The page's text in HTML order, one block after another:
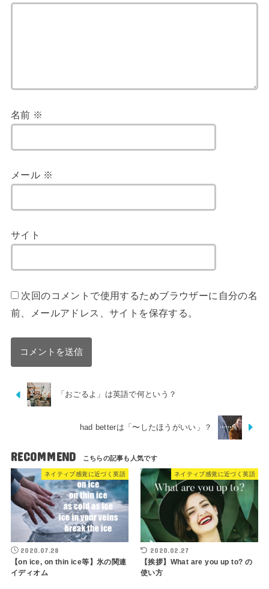
名前 ※
メール ※
サイト
次回のコメントで使用するためブラウザーに自分の名
前、メールアドレス、サイトを保存する。
「おごるよ」は英語で何という？
had betterは「〜したほうがいい」？
RECOMMEND
ネイティブ感覚に近づく英語
2020.07.28
【on ice, on thin ice等】氷の関連
イディオム
ネイティブ感覚に近づく英語
2020.02.27
【挨拶】What are you up to? の
使い方